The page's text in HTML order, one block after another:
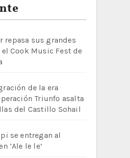
repasa sus grandes
Cook Music Fest de
de la era
Triunfo asalta
del Castillo Sohail
se entregan al
‘Ale le le’